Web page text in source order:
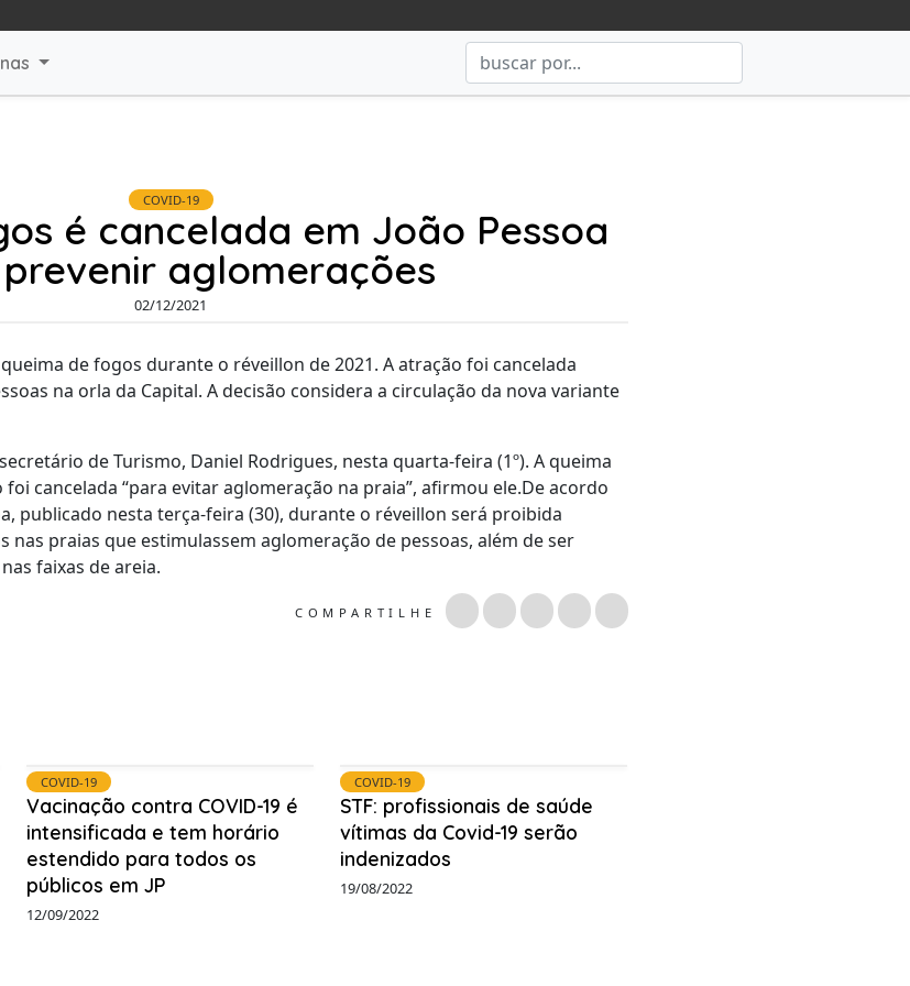
COVID-19
é cancelada em João Pessoa
aglomerações
02/12/2021
de fogos durante o réveillon de 2021. A atração foi cancelada
na orla da Capital. A decisão considera a circulação da nova variante
de Turismo, Daniel Rodrigues, nesta quarta-feira (1º). A queima
cancelada “para evitar aglomeração na praia”, afirmou ele.De acordo
publicado nesta terça-feira (30), durante o réveillon será proibida
nas praias que estimulassem aglomeração de pessoas, além de ser
faixas de areia.
COMPARTILHE
COVID-19
Vacinação contra COVID-19 é
intensificada e tem horário
estendido para todos os
públicos em JP
12/09/2022
COVID-19
STF: profissionais de saúde
vítimas da Covid-19 serão
indenizados
19/08/2022